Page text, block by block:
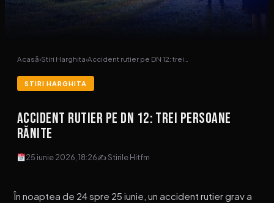
Acasă›Stiri Harghita›Accident rutier pe DN 12: trei…
STIRI HARGHITA
Accident rutier pe DN 12: trei persoane
rănite
25 iunie 2026, 18:26✍ Stirile Hitfm
În noaptea de 24 spre 25 iunie, un accident rutier grav a